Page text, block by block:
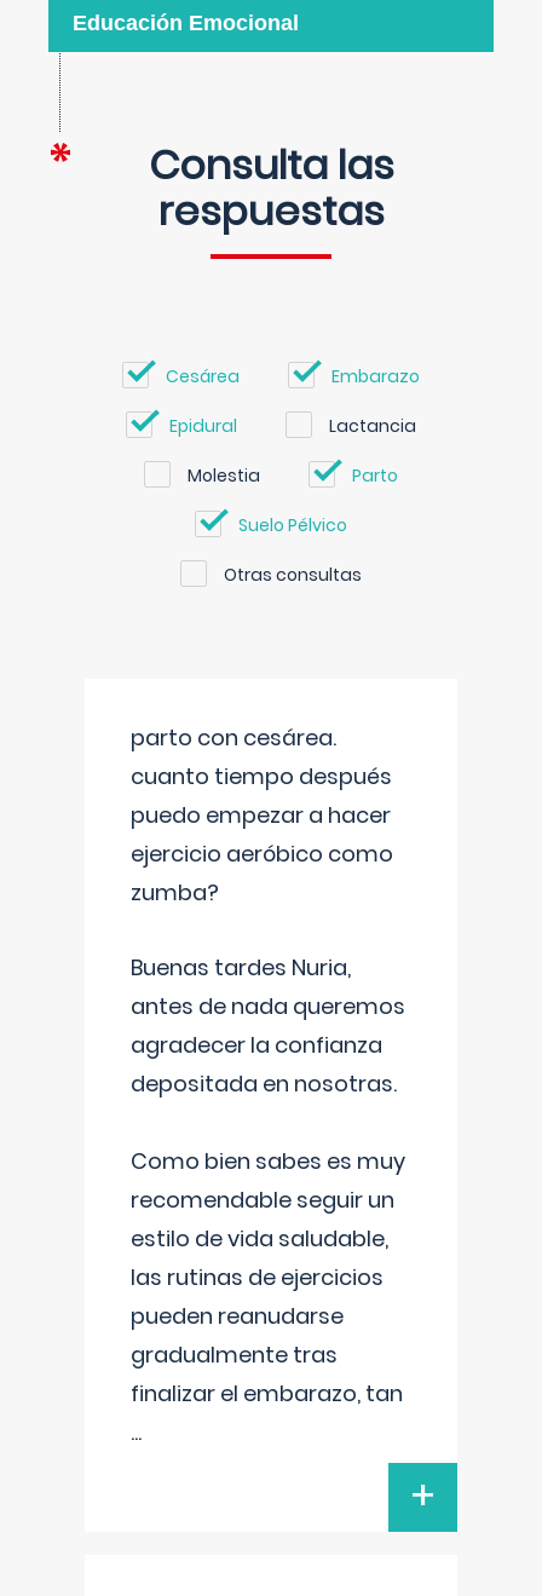
Educación Emocional
Consulta las
respuestas
Cesárea Embarazo
Epidural Lactancia
Molestia Parto
Suelo Pélvico
Otras consultas
parto con cesárea.
cuanto tiempo después
puedo empezar a hacer
ejercicio aeróbico como
zumba?
Buenas tardes Nuria,
antes de nada queremos
agradecer la confianza
depositada en nosotras.
Como bien sabes es muy
recomendable seguir un
estilo de vida saludable,
las rutinas de ejercicios
pueden reanudarse
gradualmente tras
finalizar el embarazo, tan
...
+